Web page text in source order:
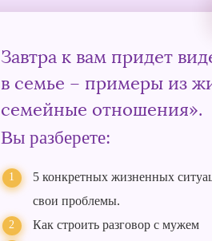
Завтра к вам придет
в семье – примеры из
семейные отношения».
Вы разберете:
5 конкретных жизненных
свои проблемы.
Как строить разговор с мужем